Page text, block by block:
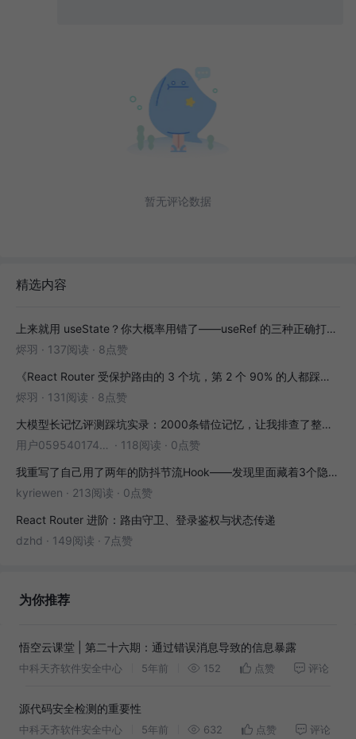
暂无评论数据
精选内容
上来就用 useState？你大概率用错了——useRef 的三种正确打开方式
烬羽 · 137阅读 · 8点赞
《React Router 受保护路由的 3 个坑，第 2 个 90% 的人都踩过》
烬羽 · 131阅读 · 8点赞
大模型长记忆评测踩坑实录：2000条错位记忆，让我排查了整整3小时
用户05954017446 · 118阅读 · 0点赞
我重写了自己用了两年的防抖节流Hook——发现里面藏着3个隐藏bug
kyriewen · 213阅读 · 0点赞
React Router 进阶：路由守卫、登录鉴权与状态传递
dzhd · 149阅读 · 7点赞
为你推荐
悟空云课堂 | 第二十六期：通过错误消息导致的信息暴露
中科天齐软件安全中心 5年前 152 点赞 评论
源代码安全检测的重要性
中科天齐软件安全中心 5年前 632 点赞 评论